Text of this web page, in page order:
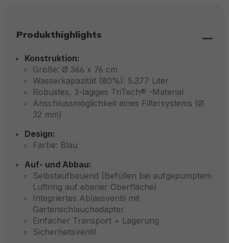
Produkthighlights
Konstruktion:
Größe: Ø 366 x 76 cm
Wasserkapazität (80%): 5.377 Liter
Robustes, 3-lagiges TriTech® -Material
Anschlussmöglichkeit eines Filtersystems (Ø
32 mm)
Design:
Farbe: Blau
Auf- und Abbau:
Selbstaufbauend (Befüllen bei aufgepumptem
Luftring auf ebener Oberfläche)
Integriertes Ablassventil mit
Gartenschlauchadapter
Einfacher Transport + Lagerung
Sicherheitsventil